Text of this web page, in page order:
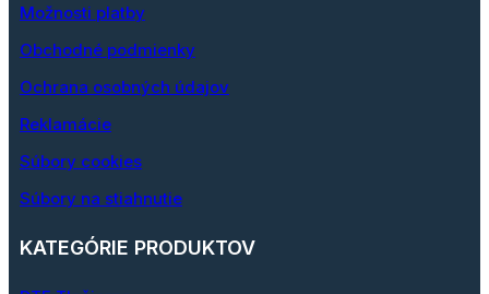
Možnosti platby
Obchodné podmienky
Ochrana osobných údajov
Reklamácie
Súbory cookies
Súbory na stiahnutie
KATEGÓRIE PRODUKTOV